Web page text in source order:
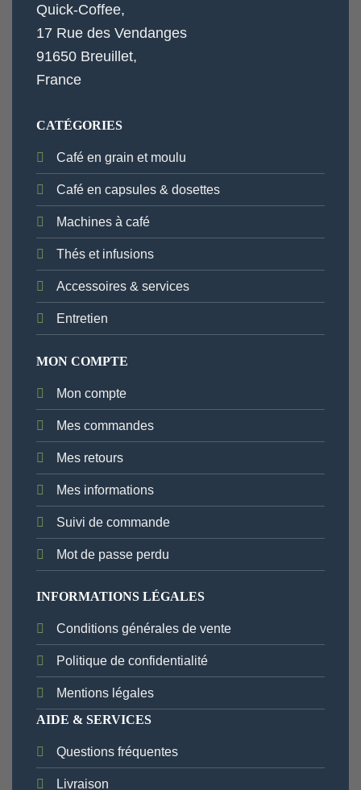
Quick-Coffee,
17 Rue des Vendanges
91650 Breuillet,
France
CATÉGORIES
Café en grain et moulu
Café en capsules & dosettes
Machines à café
Thés et infusions
Accessoires & services
Entretien
MON COMPTE
Mon compte
Mes commandes
Mes retours
Mes informations
Suivi de commande
Mot de passe perdu
INFORMATIONS LÉGALES
Conditions générales de vente
Politique de confidentialité
Mentions légales
AIDE & SERVICES
Questions fréquentes
Livraison